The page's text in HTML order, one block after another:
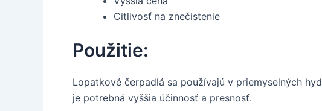
Citlivosť na znečistenie
Použitie:
Lopatkové čerpadlá sa používajú v priemyselných
je potrebná vyššia účinnosť a presnosť.